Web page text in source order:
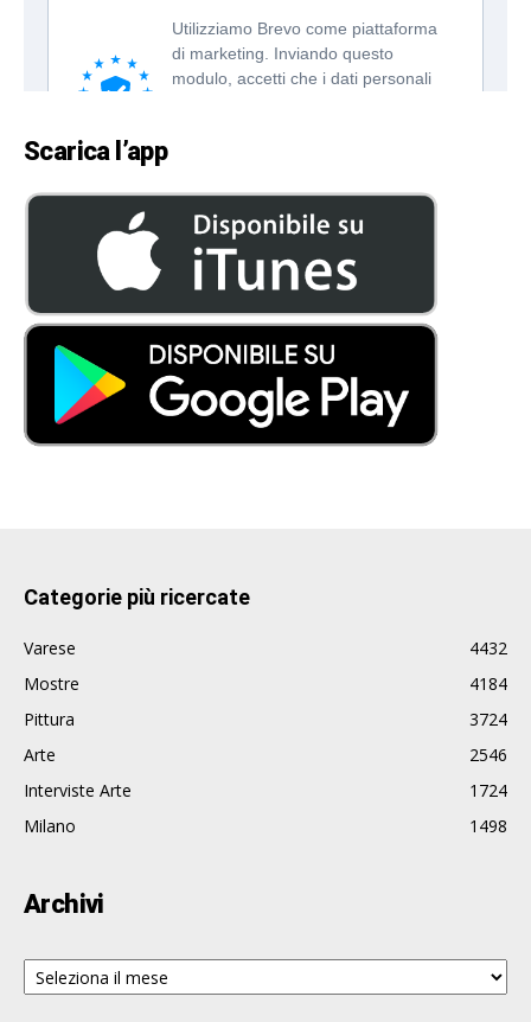
Scarica l’app
Categorie più ricercate
Varese
4432
Mostre
4184
Pittura
3724
Arte
2546
Interviste Arte
1724
Milano
1498
Archivi
Archivi